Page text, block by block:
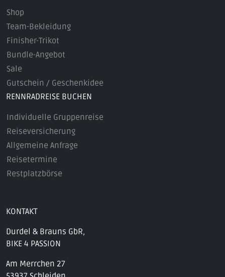
Shop
Team-Bekleidung
Finisher-Trikot
Bundle-Angebot
Sale
Gutschein / Geschenkidee
RENNRADREISE BUCHEN
Individuelle Gruppenreise
Reiseversicherung
Allgemeine Anfrage
Reisetermine
Restplatzbörse
KONTAKT
Durdel & Brauns GbR,
BIKE 4 PASSION
Am Merrchen 27